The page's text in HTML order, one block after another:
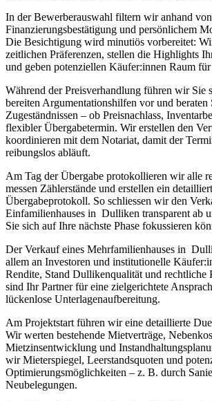
In der Bewerberauswahl filtern wir anhand
Finanzierungsbestätigung und persönlichem
Die Besichtigung wird minutiös vorbereitet:
zeitlichen Präferenzen, stellen die Highlights
und geben potenziellen Käufer:innen Raum
Während der Preisverhandlung führen wir Sie
bereiten Argumentationshilfen vor und beraten
Zugeständnissen – ob Preisnachlass,
flexibler Übergabetermin. Wir erstellen den
koordinieren mit dem Notariat, damit der
reibungslos abläuft.
Am Tag der Übergabe protokollieren wir alle
messen Zählerstände und erstellen ein
Übergabeprotokoll. So schliessen wir den
Einfamilienhauses in Dulliken transparent ab
Sie sich auf Ihre nächste Phase fokussieren
Der Verkauf eines Mehrfamilienhauses in
allem an Investoren und institutionelle
Rendite, Stand Dullikenqualität und rechtliche
sind Ihr Partner für eine zielgerichtete
lückenlose Unterlagenaufbereitung.
Am Projektstart führen wir eine detaillierte
Wir werten bestehende Mietverträge,
Mietzinsentwicklung und
wir Mieterspiegel, Leerstandsquoten und
Optimierungsmöglichkeiten – z. B. durch
Neubelegungen.